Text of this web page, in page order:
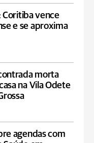
Coritiba vence
e se aproxima
morta
na Vila Odete
agendas com